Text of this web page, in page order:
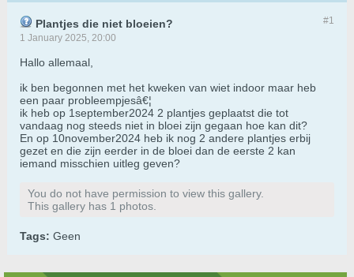
#1
Plantjes die niet bloeien?
1 January 2025, 20:00
Hallo allemaal,
ik ben begonnen met het kweken van wiet indoor maar heb
een paar probleempjesâ€¦
ik heb op 1september2024 2 plantjes geplaatst die tot
vandaag nog steeds niet in bloei zijn gegaan hoe kan dit?
En op 10november2024 heb ik nog 2 andere plantjes erbij
gezet en die zijn eerder in de bloei dan de eerste 2 kan
iemand misschien uitleg geven?
You do not have permission to view this gallery.
This gallery has 1 photos.
Tags: Geen